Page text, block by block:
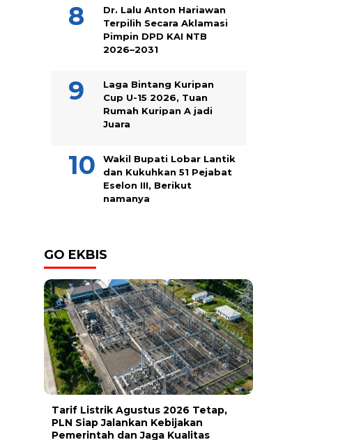
Dr. Lalu Anton Hariawan
Terpilih Secara Aklamasi
Pimpin DPD KAI NTB
2026–2031
Laga Bintang Kuripan
Cup U-15 2026, Tuan
Rumah Kuripan A jadi
Juara
Wakil Bupati Lobar Lantik
dan Kukuhkan 51 Pejabat
Eselon III, Berikut
namanya
GO EKBIS
Tarif Listrik Agustus 2026 Tetap,
PLN Siap Jalankan Kebijakan
Pemerintah dan Jaga Kualitas